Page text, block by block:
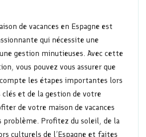
de vacances en Espagne est
qui nécessite une
gestion minutieuses. Avec cette
vous pouvez vous assurer que
les étapes importantes lors
clés et de la gestion de votre
de votre maison de vacances
problème. Profitez du soleil, de la
culturels de l’Espagne et faites